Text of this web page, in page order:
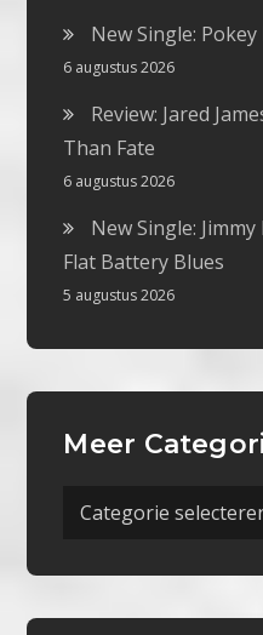
New Single: Pokey
6 augustus 2026
Review: Jared
Than Fate
6 augustus 2026
New Single:
Flat Battery Blues
5 augustus 2026
Meer
Meer